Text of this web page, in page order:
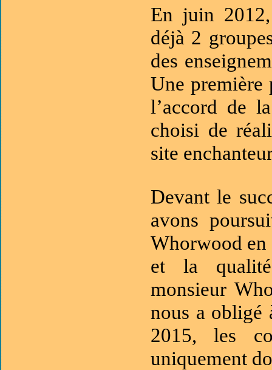
En juin
déjà 2
des
Une première
l’accord de
choisi de
site
Devant le
avons
Whorwood en
et la qualité
monsieur
nous a obligé
2015, les
uniquement